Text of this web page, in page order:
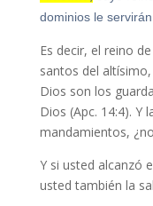
dominios le
Es decir, el reino
santos del
Dios son los
Dios (Apc. 14:4). Y
mandamientos,
Y si usted alcanzó
usted también la